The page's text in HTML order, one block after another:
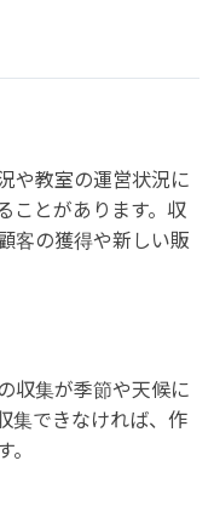
や教室の運営状況に
ことがあります。収
客の獲得や新しい販
収集が季節や天候に
集できなければ、作
。